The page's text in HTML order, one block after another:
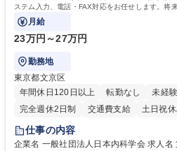
ステム入力、電話・FAX対応をお任せします。将
などにも幅広く携わっていただきます。
月給
23万円～27万円
勤務地
東京都文京区
年間休日120日以上
転勤なし 未経
完全週休2日制
交通費支給 土日祝
仕事の内容
企業名 一般社団法人日本内科学会 求人名 第二新卒歓迎！【正社員事務】